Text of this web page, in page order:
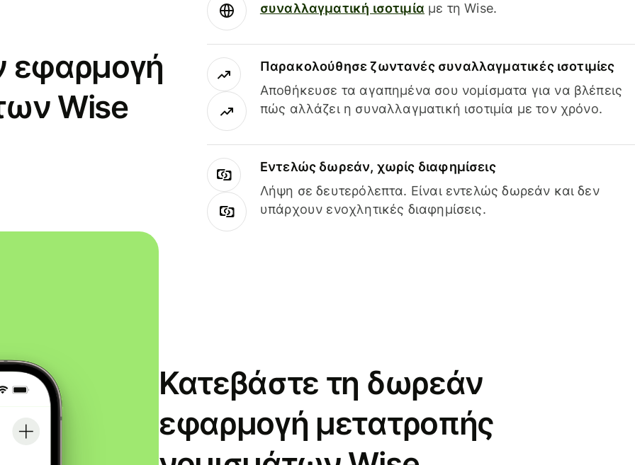
εφαρμογή
Wise
συναλλαγματική ισοτιμία με τη Wise.
Παρακολούθησε ζωντανές συναλλαγματικές ισοτιμίες
Αποθήκευσε τα αγαπημένα σου νομίσματα για να βλέπεις
πώς αλλάζει η συναλλαγματική ισοτιμία με τον χρόνο.
Εντελώς δωρεάν, χωρίς διαφημίσεις
Λήψη σε δευτερόλεπτα. Είναι εντελώς δωρεάν και δεν
υπάρχουν ενοχλητικές διαφημίσεις.
Κατεβάστε τη δωρεάν
εφαρμογή μετατροπής